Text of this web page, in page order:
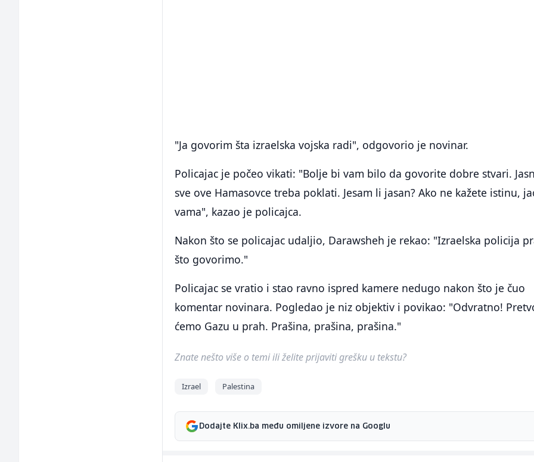
"Ja govorim šta izraelska vojska radi", odgovorio je novinar.
Policajac je počeo vikati: "Bolje bi vam bilo da govorite dobre stvari.
sve ove Hamasovce treba poklati. Jesam li jasan? Ako ne kažete istinu,
vama", kazao je policajca.
Nakon što se policajac udaljio, Darawsheh je rekao: "Izraelska policija
što govorimo."
Policajac se vratio i stao ravno ispred kamere nedugo nakon što je čuo
komentar novinara. Pogledao je niz objektiv i povikao: "Odvratno!
ćemo Gazu u prah. Prašina, prašina, prašina."
Znate nešto više o temi ili želite prijaviti grešku u tekstu?
Izrael Palestina
Dodajte Klix.ba među omiljene izvore na Googlu